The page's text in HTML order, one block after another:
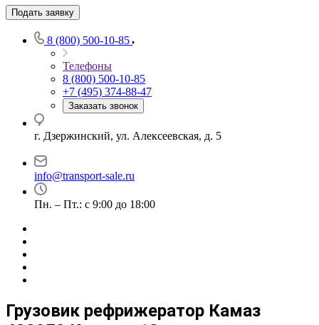
Подать заявку
8 (800) 500-10-85
Телефоны
8 (800) 500-10-85
+7 (495) 374-88-47
Заказать звонок
г. Дзержинский, ул. Алексеевская, д. 5
info@transport-sale.ru
Пн. – Пт.: с 9:00 до 18:00
Грузовик рефрижератор Камаз